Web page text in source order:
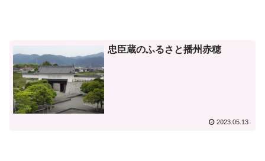
忠臣蔵のふるさと播州赤穂
2023.05.13